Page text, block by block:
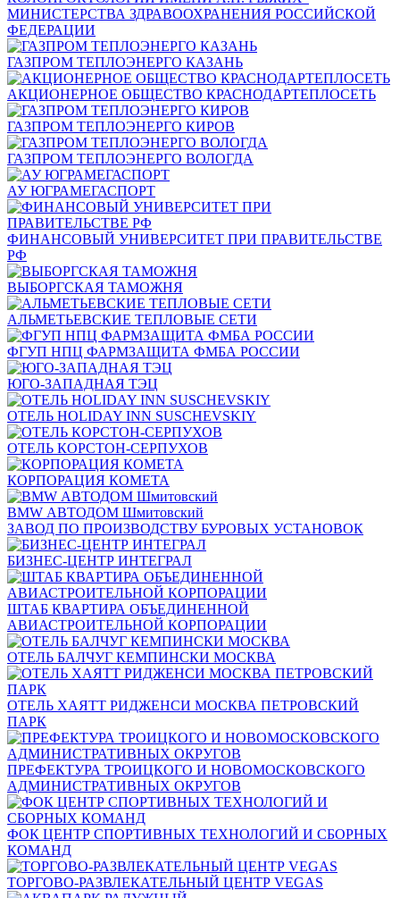
МИНИСТЕРСТВА ЗДРАВООХРАНЕНИЯ РОССИЙСКОЙ
ФЕДЕРАЦИИ
ГАЗПРОМ ТЕПЛОЭНЕРГО КАЗАНЬ
АКЦИОНЕРНОЕ ОБЩЕСТВО КРАСНОДАРТЕПЛОСЕТЬ
ГАЗПРОМ ТЕПЛОЭНЕРГО КИРОВ
ГАЗПРОМ ТЕПЛОЭНЕРГО ВОЛОГДА
АУ ЮГРАМЕГАСПОРТ
ФИНАНСОВЫЙ УНИВЕРСИТЕТ ПРИ ПРАВИТЕЛЬСТВЕ
РФ
ВЫБОРГСКАЯ ТАМОЖНЯ
АЛЬМЕТЬЕВСКИЕ ТЕПЛОВЫЕ СЕТИ
ФГУП НПЦ ФАРМЗАЩИТА ФМБА РОССИИ
ЮГО-ЗАПАДНАЯ ТЭЦ
ОТЕЛЬ HOLIDAY INN SUSCHEVSKIY
ОТЕЛЬ КОРСТОН-СЕРПУХОВ
КОРПОРАЦИЯ КОМЕТА
BMW АВТОДОМ Шмитовский
ЗАВОД ПО ПРОИЗВОДСТВУ БУРОВЫХ УСТАНОВОК
БИЗНЕС-ЦЕНТР ИНТЕГРАЛ
ШТАБ КВАРТИРА ОБЪЕДИНЕННОЙ
АВИАСТРОИТЕЛЬНОЙ КОРПОРАЦИИ
ОТЕЛЬ БАЛЧУГ КЕМПИНСКИ МОСКВА
ОТЕЛЬ ХАЯТТ РИДЖЕНСИ МОСКВА ПЕТРОВСКИЙ
ПАРК
ПРЕФЕКТУРА ТРОИЦКОГО И НОВОМОСКОВСКОГО
АДМИНИСТРАТИВНЫХ ОКРУГОВ
ФОК ЦЕНТР СПОРТИВНЫХ ТЕХНОЛОГИЙ И СБОРНЫХ
КОМАНД
ТОРГОВО-РАЗВЛЕКАТЕЛЬНЫЙ ЦЕНТР VEGAS